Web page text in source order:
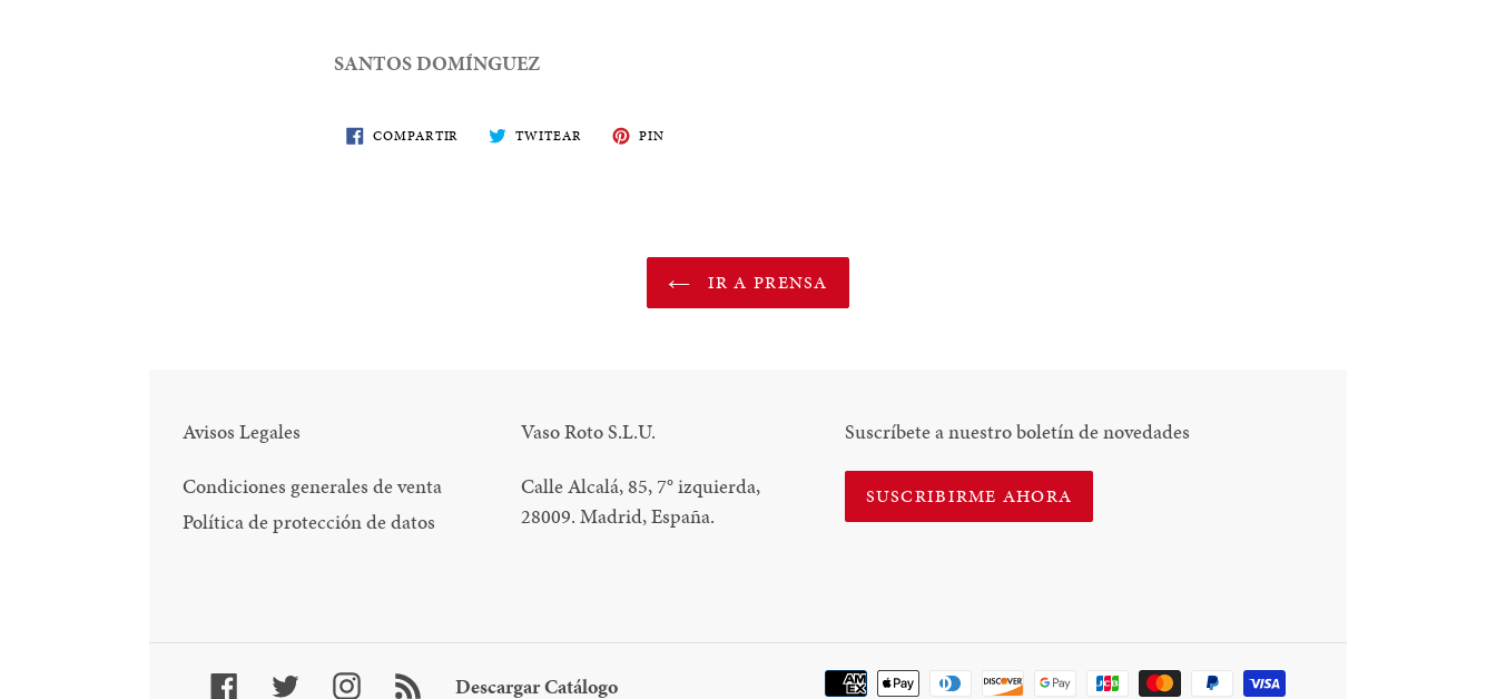
SANTOS DOMÍNGUEZ
COMPARTIR COMPARTETWITEAR TWITEA PIN
IR A PRENSA
Avisos Legales
Condiciones generales de venta
Política de protección de datos
Vaso Roto S.L.U.
Calle Alcalá, 85, 7°izquierda,
28009. Madrid, España.
Suscríbete a nuestro boletín de novedades
SUSCRIBIRME AHORA
Facebook TwitterInstagram Descargar CatálogoDescargar
Método